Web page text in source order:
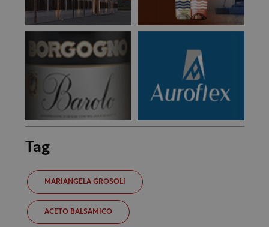
Tag
MARIANGELA GROSOLI
ACETO BALSAMICO